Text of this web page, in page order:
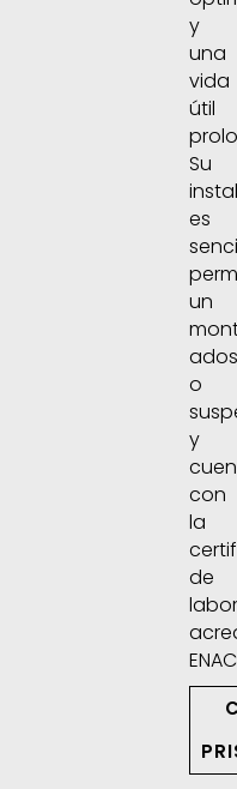
y
una
vida
útil
Su
es
un
o
y
con
la
de